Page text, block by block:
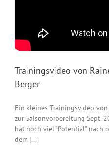
Trainingsvideo von
Berger
Ein kleines Trainingsvideo
zur Saisonvorbereitung Sept.
hat noch viel "Potential" nach
dem [...]